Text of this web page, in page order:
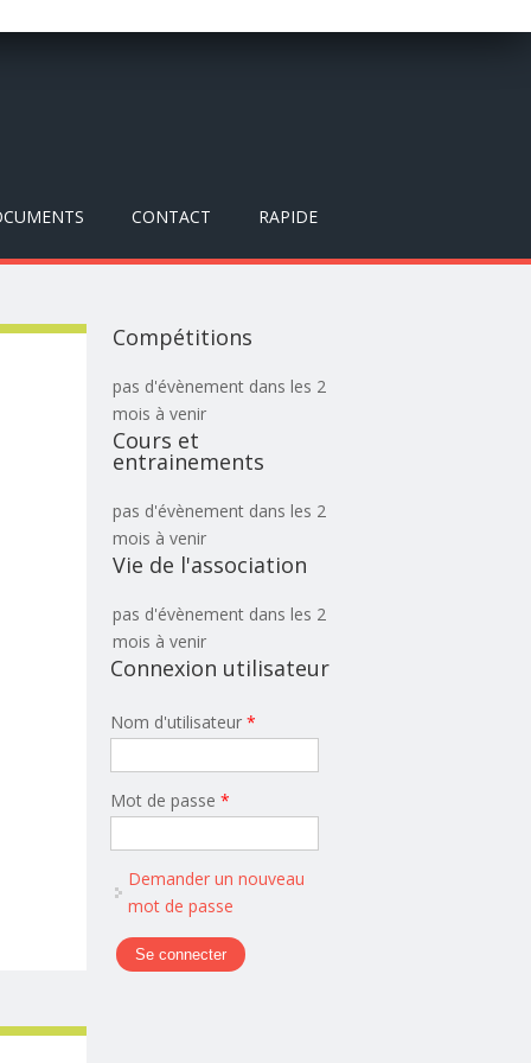
CONTACT RAPIDE
Compétitions
pas d'évènement dans les 2
mois à venir
Cours et
entrainements
pas d'évènement dans les 2
mois à venir
Vie de l'association
pas d'évènement dans les 2
mois à venir
Connexion utilisateur
Nom d'utilisateur*
Mot de passe*
Demander un nouveau
mot de passe